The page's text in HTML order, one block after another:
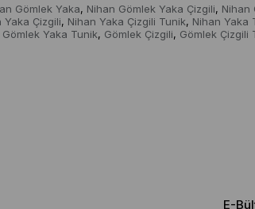
Gömlek Yaka, Nihan Gömlek Yaka Çizgili, Nihan
Yaka Çizgili, Nihan Yaka Çizgili Tunik, Nihan Yaka
Gömlek Yaka Tunik, Gömlek Çizgili, Gömlek Çizgili
E-